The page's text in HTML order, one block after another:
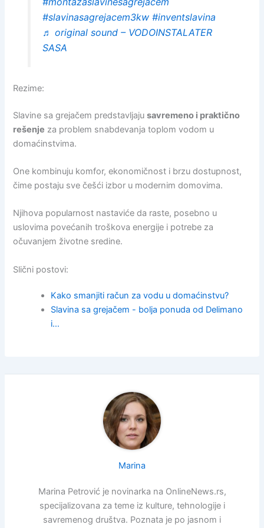
#slavinasagrejacem3kw #inventslavina
♬ original sound – VODOINSTALATER
SASA
Rezime:
Slavine sa grejačem predstavljajusavremeno i praktično
rešenje za problem snabdevanja toplom vodom u
domaćinstvima.
One kombinuju komfor, ekonomičnost i brzu dostupnost,
čime postaju sve češći izbor u modernim domovima.
Njihova popularnost nastaviće da raste, posebno u
uslovima povećanih troškova energije i potrebe za
očuvanjem životne sredine.
Slični postovi:
Kako smanjiti račun za vodu u domaćinstvu?
Slavina sa grejačem - bolja ponuda od Delimano
i…
Marina
Marina Petrović je novinarka na OnlineNews.rs,
specijalizovana za teme iz kulture, tehnologije i
savremenog društva. Poznata je po jasnom i